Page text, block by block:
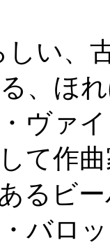
い、
、ほ
ァイ
て作
るビ
バロ